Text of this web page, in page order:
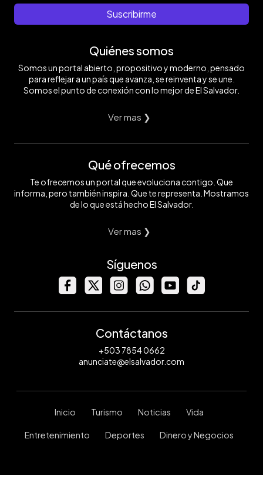
Suscribirme
Quiénes somos
Somos un portal abierto, propositivo y moderno, pensado
para reflejar a un país que avanza, se reinventa y se une.
Somos el punto de conexión con lo mejor de El Salvador.
Ver mas ❯
Qué ofrecemos
Te ofrecemos un portal que evoluciona contigo. Que
informa, pero también inspira. Que te representa. Mostramos
de lo que está hecho El Salvador.
Ver mas ❯
Síguenos
Contáctanos
+503 7854 0662
anunciate@elsalvador.com
Inicio Turismo Noticias Vida
Entretenimiento Deportes Dinero y Negocios